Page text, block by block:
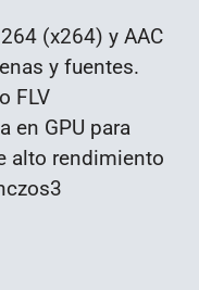
(x264) y AAC
y fuentes.
FLV
en GPU para
alto rendimiento